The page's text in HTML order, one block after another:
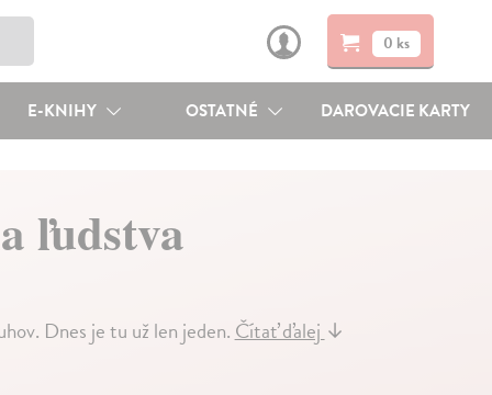
0 ks
E-KNIHY OSTATNÉ DAROVACIE KARTY
ľudstva
Dnes je tu už len jeden.Čítať ďalej↓